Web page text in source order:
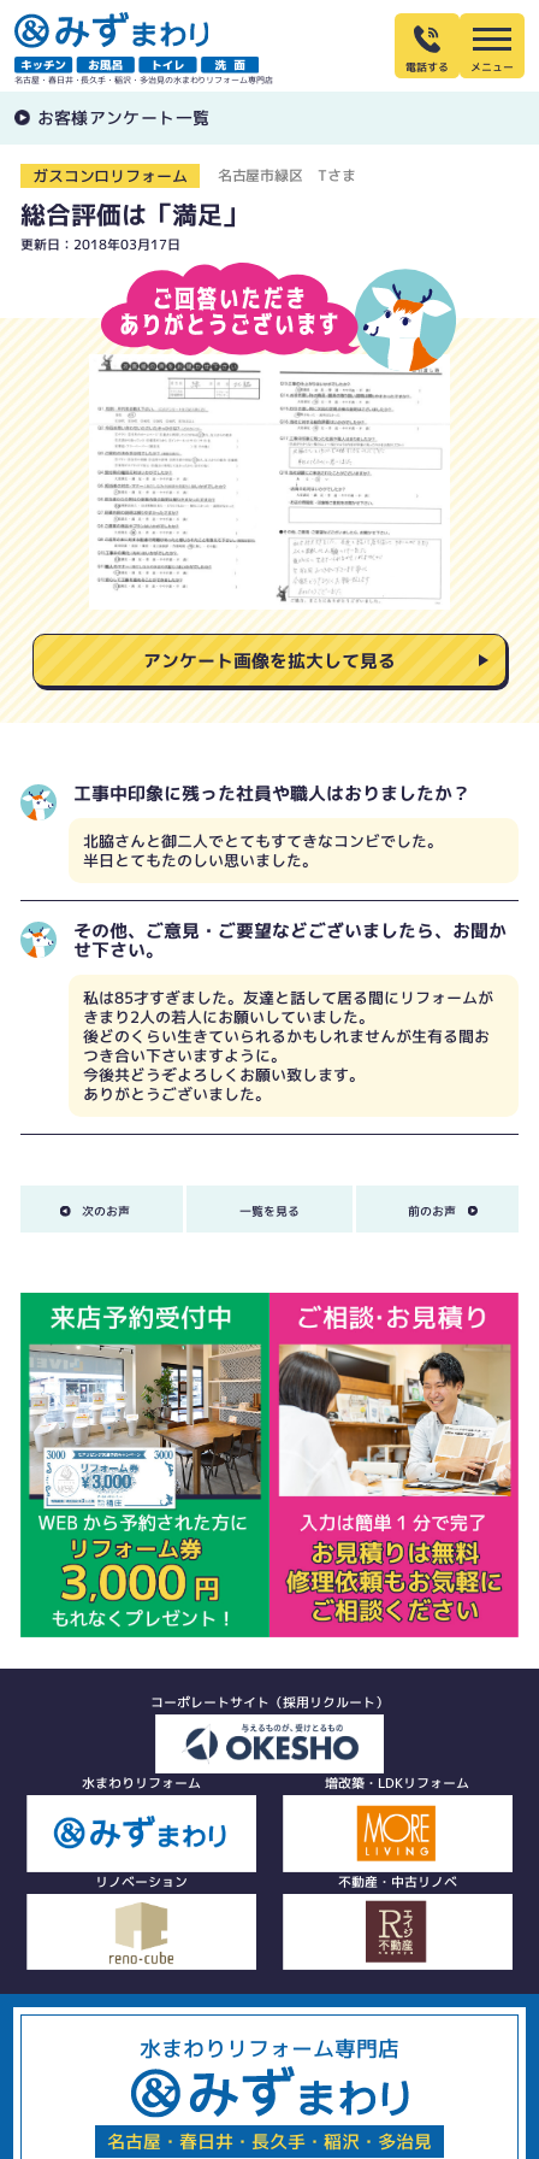
名古屋・春日井・長久手・稲沢・多治見の水まわりリフォーム専門店
電話する
お客様アンケート一覧
ガスコンロリフォーム 名古屋市緑区 Tさま
総合評価は「満足」
更新日：2018年03月17日
アンケート画像を拡大して見る
工事中印象に残った社員や職人はおりましたか？
北脇さんと御二人でとてもすてきなコンビでした。
半日とてもたのしい思いました。
その他、ご意見・ご要望などございましたら、お聞か
せ下さい。
私は85才すぎました。友達と話して居る間にリフォームが
きまり2人の若人にお願いしていました。
後どのくらい生きていられるかもしれませんが生有る間お
つき合い下さいますように。
今後共どうぞよろしくお願い致します。
ありがとうございました。
次のお声 一覧を見る 前のお声
コーポレートサイト（採用リクルート）
水まわりリフォーム 増改築・LDKリフォーム
リノベーション 不動産・中古リノベ
水まわりリフォーム専門店
名古屋・春日井・長久手・稲沢・多治見